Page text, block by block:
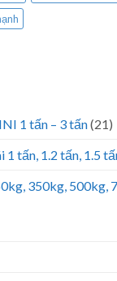
1 tấn – 3 tấn(21)
1 tấn, 1.2 tấn, 1.5
350kg, 500kg,